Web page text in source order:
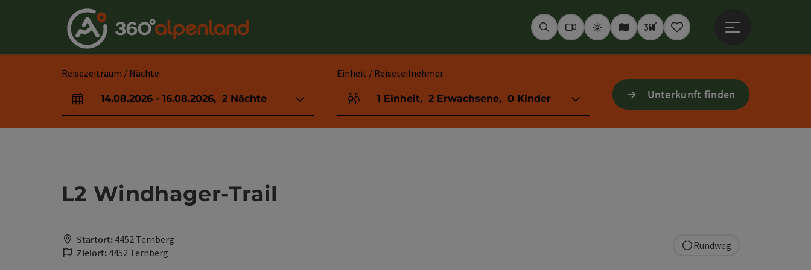
Accesskey
[0]
Zur NavigationAccesskey
[1]
Zum Seitenanfang[2]
Zur Kontaktseite Accesskey
[3]
Accesskey
[4]
Zum ImpressumAccesskey
[5]
Zu den Hinweisen zur Bedienung der Website
Zur StartseiteAccesskey
[7]
SuchenWebcams
WetterInteraktive Karte
360° Panoramen
Merkzettel
Reisezeitraum / Nächte
An- und Abreisefelder
14.08.2026 - 16.08.2026, 2 Nächte
Einheit / Reiseteilnehmer
Einheitenanzahl und Personenfelder
1 Einheit, 2 Erwachsene, 0 Kinder Unterkunft finden
L2 Windhager-Trail
Startort: 4452 Ternberg
Zielort: 4452 Ternberg
Rundweg